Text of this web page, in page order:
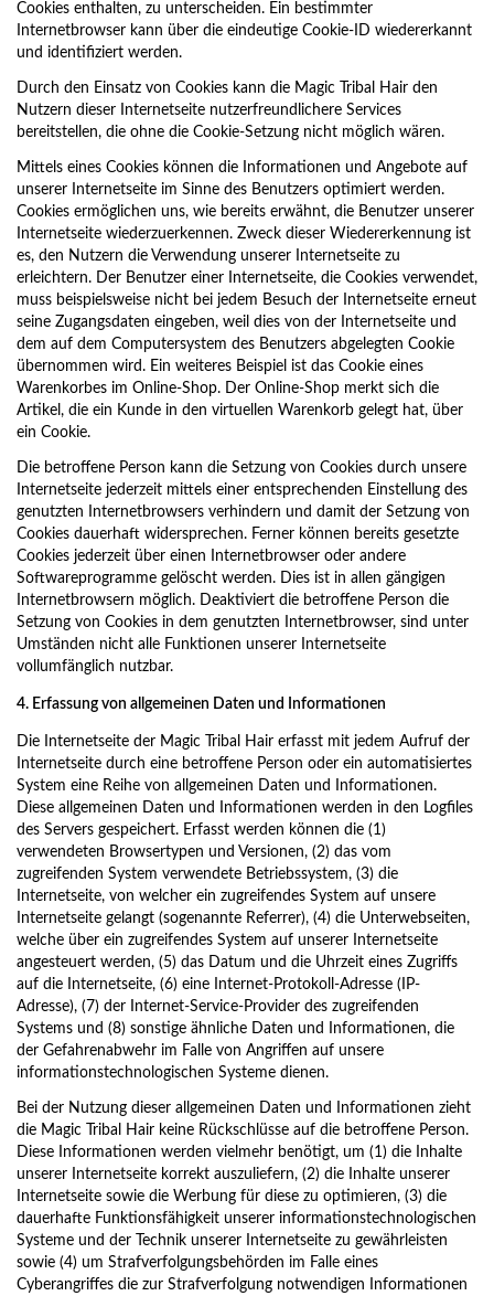
Cookies enthalten, zu unterscheiden. Ein bestimmter
Internetbrowser kann über die eindeutige Cookie-ID wiedererkannt
und identifiziert werden.
Durch den Einsatz von Cookies kann die Magic Tribal Hair den
Nutzern dieser Internetseite nutzerfreundlichere Services
bereitstellen, die ohne die Cookie-Setzung nicht möglich wären.
Mittels eines Cookies können die Informationen und Angebote auf
unserer Internetseite im Sinne des Benutzers optimiert werden.
Cookies ermöglichen uns, wie bereits erwähnt, die Benutzer unserer
Internetseite wiederzuerkennen. Zweck dieser Wiedererkennung ist
es, den Nutzern die Verwendung unserer Internetseite zu
erleichtern. Der Benutzer einer Internetseite, die Cookies verwendet,
muss beispielsweise nicht bei jedem Besuch der Internetseite erneut
seine Zugangsdaten eingeben, weil dies von der Internetseite und
dem auf dem Computersystem des Benutzers abgelegten Cookie
übernommen wird. Ein weiteres Beispiel ist das Cookie eines
Warenkorbes im Online-Shop. Der Online-Shop merkt sich die
Artikel, die ein Kunde in den virtuellen Warenkorb gelegt hat, über
ein Cookie.
Die betroffene Person kann die Setzung von Cookies durch unsere
Internetseite jederzeit mittels einer entsprechenden Einstellung des
genutzten Internetbrowsers verhindern und damit der Setzung von
Cookies dauerhaft widersprechen. Ferner können bereits gesetzte
Cookies jederzeit über einen Internetbrowser oder andere
Softwareprogramme gelöscht werden. Dies ist in allen gängigen
Internetbrowsern möglich. Deaktiviert die betroffene Person die
Setzung von Cookies in dem genutzten Internetbrowser, sind unter
Umständen nicht alle Funktionen unserer Internetseite
vollumfänglich nutzbar.
4. Erfassung von allgemeinen Daten und Informationen
Die Internetseite der Magic Tribal Hair erfasst mit jedem Aufruf der
Internetseite durch eine betroffene Person oder ein automatisiertes
System eine Reihe von allgemeinen Daten und Informationen.
Diese allgemeinen Daten und Informationen werden in den Logfiles
des Servers gespeichert. Erfasst werden können die (1)
verwendeten Browsertypen und Versionen, (2) das vom
zugreifenden System verwendete Betriebssystem, (3) die
Internetseite, von welcher ein zugreifendes System auf unsere
Internetseite gelangt (sogenannte Referrer), (4) die Unterwebseiten,
welche über ein zugreifendes System auf unserer Internetseite
angesteuert werden, (5) das Datum und die Uhrzeit eines Zugriffs
auf die Internetseite, (6) eine Internet-Protokoll-Adresse (IP-
Adresse), (7) der Internet-Service-Provider des zugreifenden
Systems und (8) sonstige ähnliche Daten und Informationen, die
der Gefahrenabwehr im Falle von Angriffen auf unsere
informationstechnologischen Systeme dienen.
Bei der Nutzung dieser allgemeinen Daten und Informationen zieht
die Magic Tribal Hair keine Rückschlüsse auf die betroffene Person.
Diese Informationen werden vielmehr benötigt, um (1) die Inhalte
unserer Internetseite korrekt auszuliefern, (2) die Inhalte unserer
Internetseite sowie die Werbung für diese zu optimieren, (3) die
dauerhafte Funktionsfähigkeit unserer informationstechnologischen
Systeme und der Technik unserer Internetseite zu gewährleisten
sowie (4) um Strafverfolgungsbehörden im Falle eines
Cyberangriffes die zur Strafverfolgung notwendigen Informationen